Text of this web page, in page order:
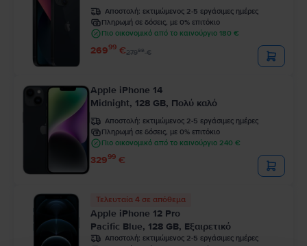
Αποστολή: εκτιμώμενος 2-5 εργάσιμες ημέρες
Πληρωμή σε δόσεις, με 0% επιτόκιο
Πιο οικονομικό από το καινούργιο 180 €
26999 €27999€
Apple iPhone 14
Midnight, 128 GB, Πολύ καλό
Αποστολή: εκτιμώμενος 2-5 εργάσιμες ημέρες
Πληρωμή σε δόσεις, με 0% επιτόκιο
Πιο οικονομικό από το καινούργιο 240 €
32999 €
Τελευταία 4 σε απόθεμα
Apple iPhone 12 Pro
Pacific Blue, 128 GB, Εξαιρετικό
Αποστολή: εκτιμώμενος 2-5 εργάσιμες ημέρες